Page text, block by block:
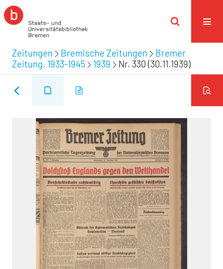
Zeitungen Bremische Zeitungen
Bremer
Zeitung. 1933-1945
1939 Nr. 330 (30.11.1939)